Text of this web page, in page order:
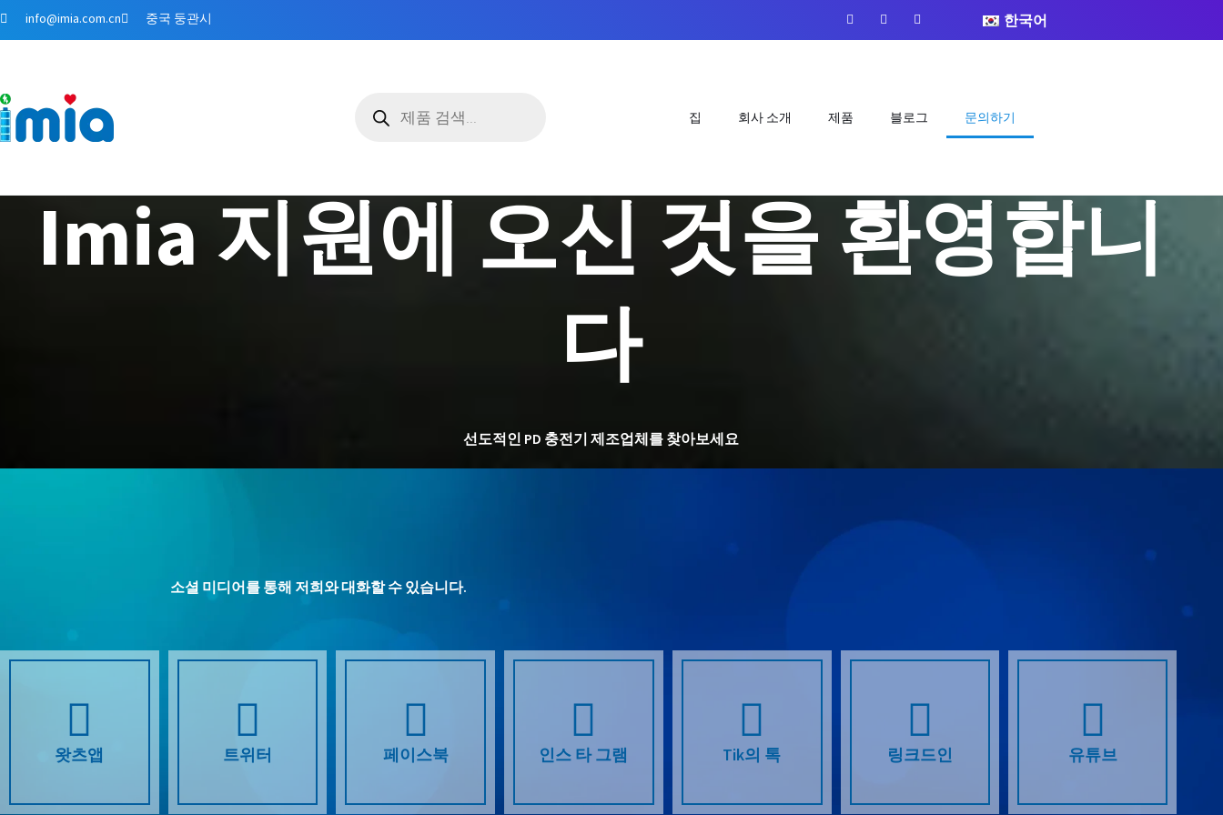
콘
건
너
뛰
info@imia.com.cn 중국 둥관시 페
이
스
유
튜
브
인
스
타
한국어
집 회사 소개 제품 블로그 문의하기
Imia 지원에 오신 것을 환영합니
다
선도적인 PD 충전기 제조업체를 찾아보세요
소셜 미디어를 통해 저희와 대화할 수 있습니다.
왓츠앱 트위터 페이스북 인스 타 그램 Tik의 톡 링크드인 유튜브